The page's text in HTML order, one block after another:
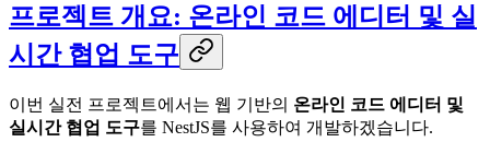
프로젝트 개요: 온라인 코드 에디터 및 실
시간 협업 도구
이번 실전 프로젝트에서는 웹 기반의 온라인 코드 에디터 및
실시간 협업 도구를 NestJS를 사용하여 개발하겠습니다.